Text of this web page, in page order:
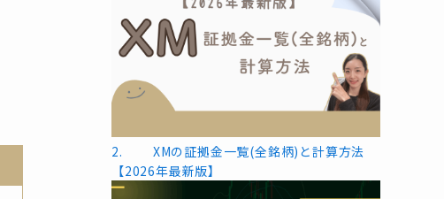
2. XMの証拠金一覧(全銘柄)と計算方法
【2026年最新版】